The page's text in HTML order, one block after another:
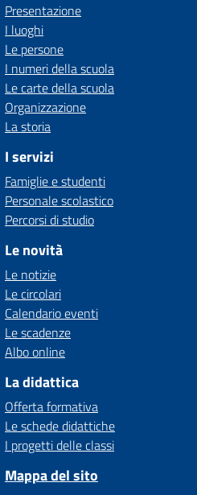
Presentazione
I luoghi
Le persone
I numeri della scuola
Le carte della scuola
Organizzazione
La storia
I servizi
Famiglie e studenti
Personale scolastico
Percorsi di studio
Le novità
Le notizie
Le circolari
Calendario eventi
Le scadenze
Albo online
La didattica
Offerta formativa
Le schede didattiche
I progetti delle classi
Mappa del sito